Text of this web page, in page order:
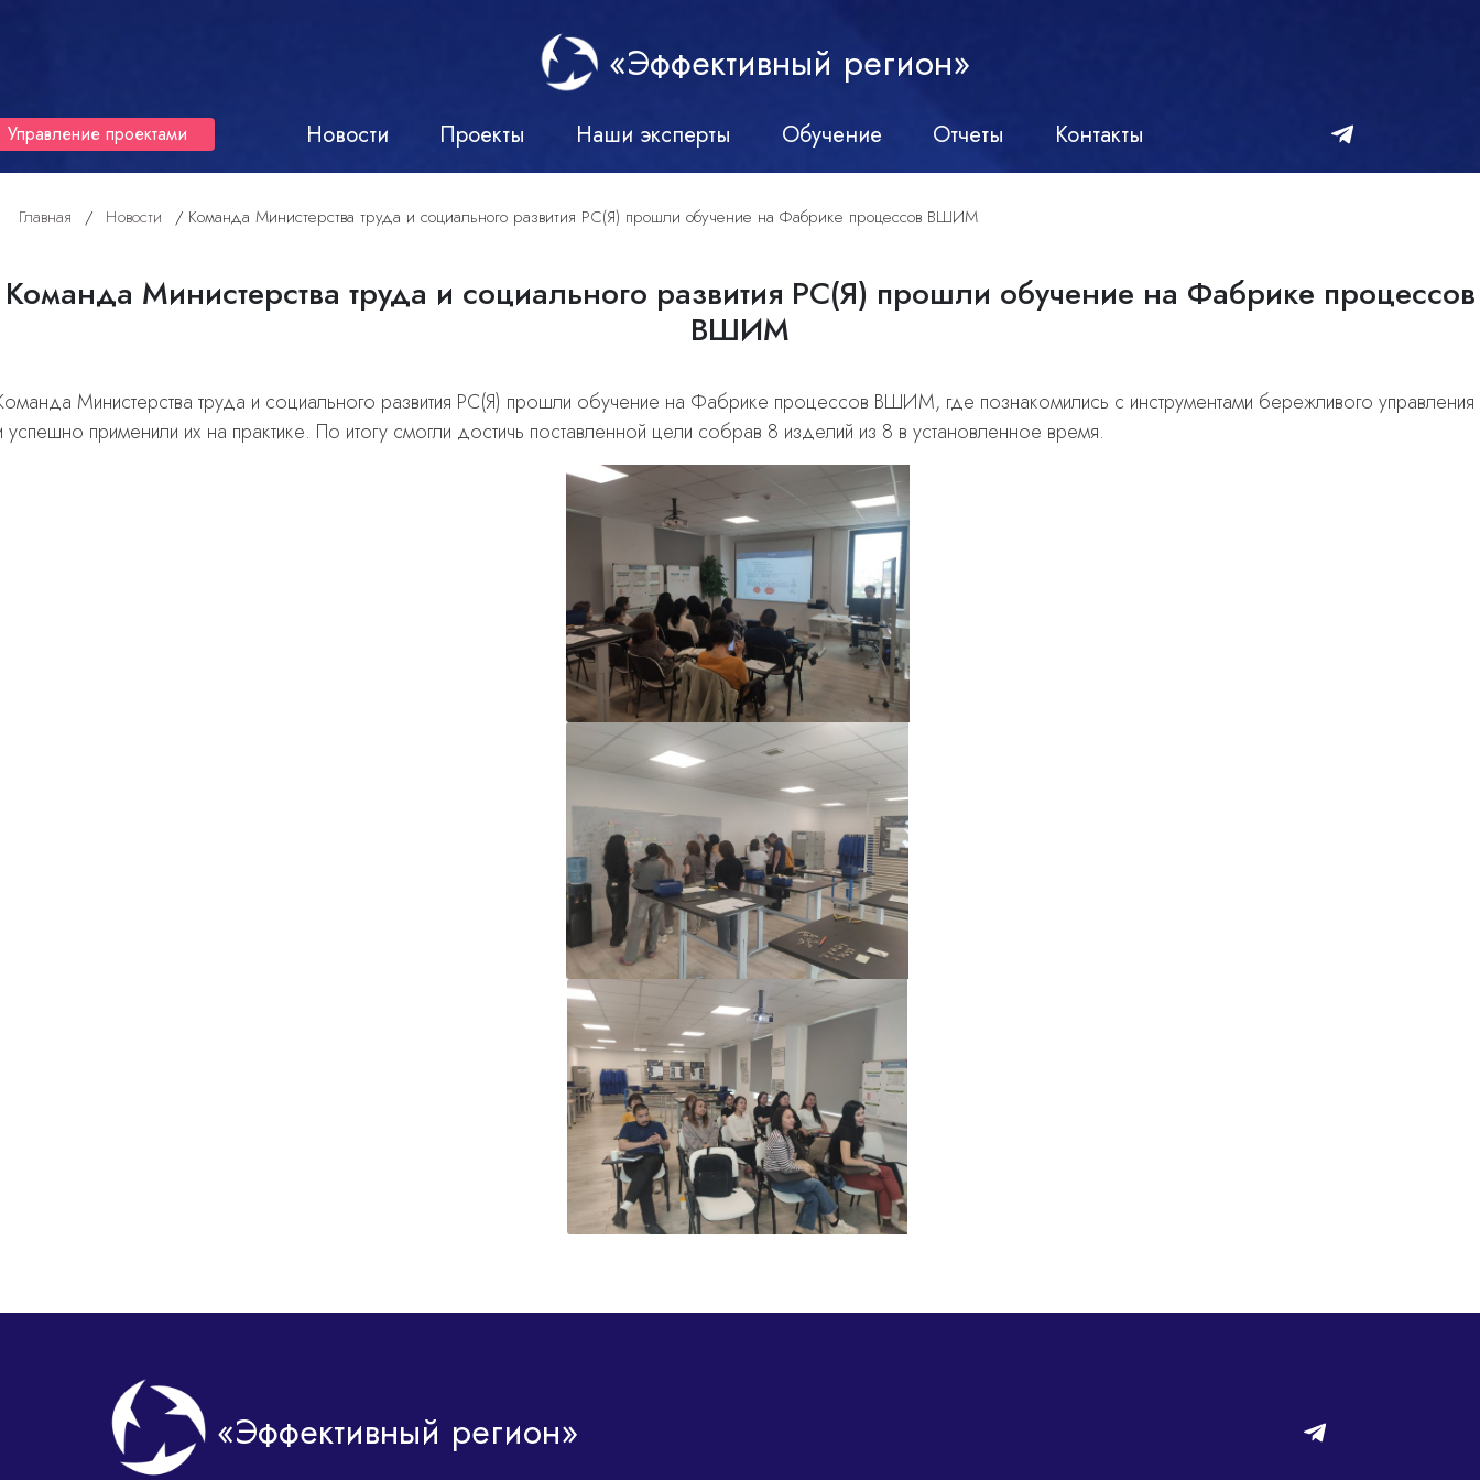
«Эффективный регион»
Управление проектами Новости Проекты Наши эксперты Обучение Отчеты Контакты
Главная / Новости / Команда Министерства труда и социального развития РС(Я) прошли обучение на Фабрике процессов ВШИМ
Команда Министерства труда и социального развития РС(Я) прошли обучение на Фабрике процессов
ВШИМ
Министерства труда и социального развития РС(Я) прошли обучение на Фабрике процессов ВШИМ, где познакомились с инструментами бережливого управления
успешно применили их на практике. По итогу смогли достичь поставленной цели собрав 8 изделий из 8 в установленное время.
«Эффективный регион»